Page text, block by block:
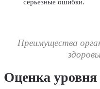
серьезные ошибки.
Преимущества
Оценка